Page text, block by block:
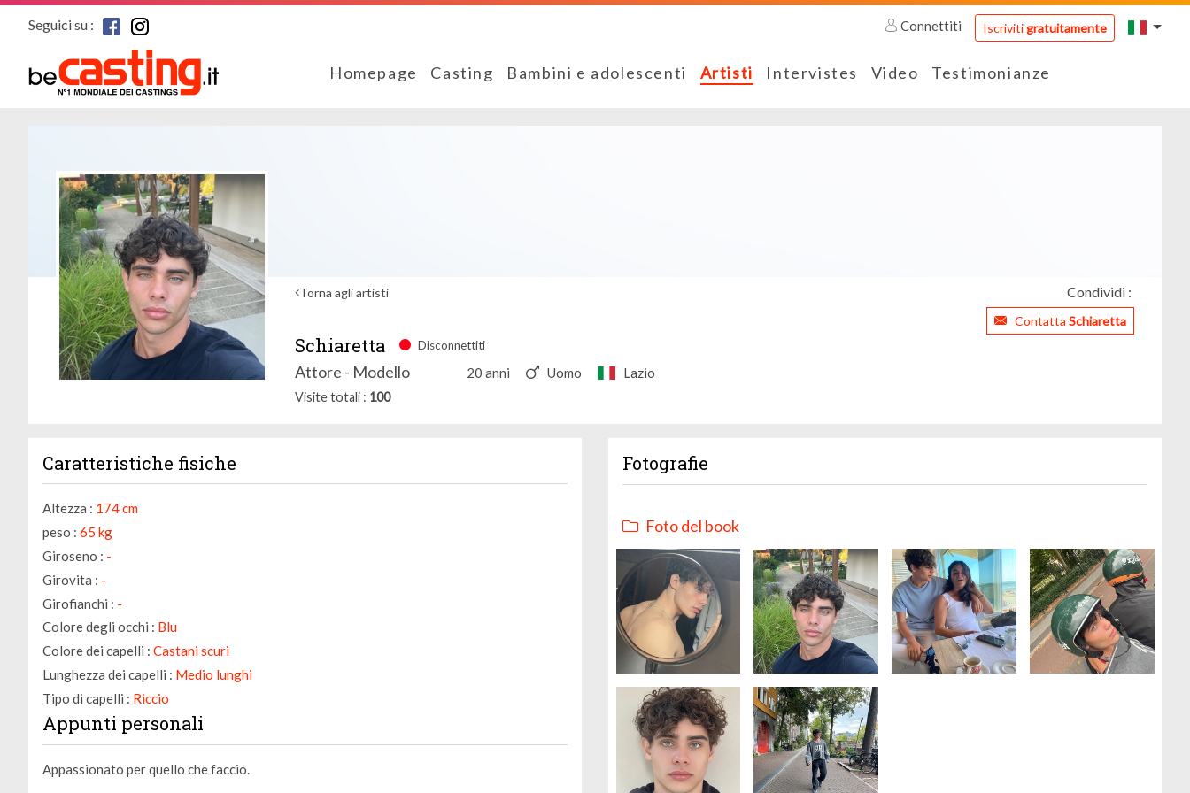
Seguici su : Connettiti Iscrivitigratuitamente
Homepage Casting Bambini e adolescenti Artisti Intervistes Video Testimonianze
Torna agli artisti Condividi :
Contatta Schiaretta
Schiaretta Disconnettiti
Attore - Modello 20 anni Uomo Lazio
Visite totali 100
Caratteristiche fisiche
Altezza : 174 cm
peso : 65 kg
Giroseno : -
Girovita : -
Girofianchi : -
Colore degli occhi : Blu
Colore dei capelli : Castani scuri
Lunghezza dei capelli : Medio lunghi
Tipo di capelli : Riccio
Appunti personali
Appassionato per quello che faccio.
Fotografie
Foto del book